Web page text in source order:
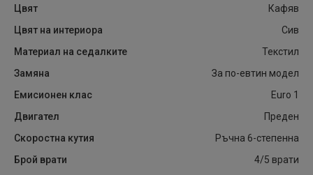
Цвят
Кафяв
Цвят на интериора
Сив
Материал на седалките
Текстил
Замяна
За по-евтин модел
Емисионен клас
Euro 1
Двигател
Преден
Скоростна кутия
Ръчна 6-степенна
Брой врати
4/5 врати